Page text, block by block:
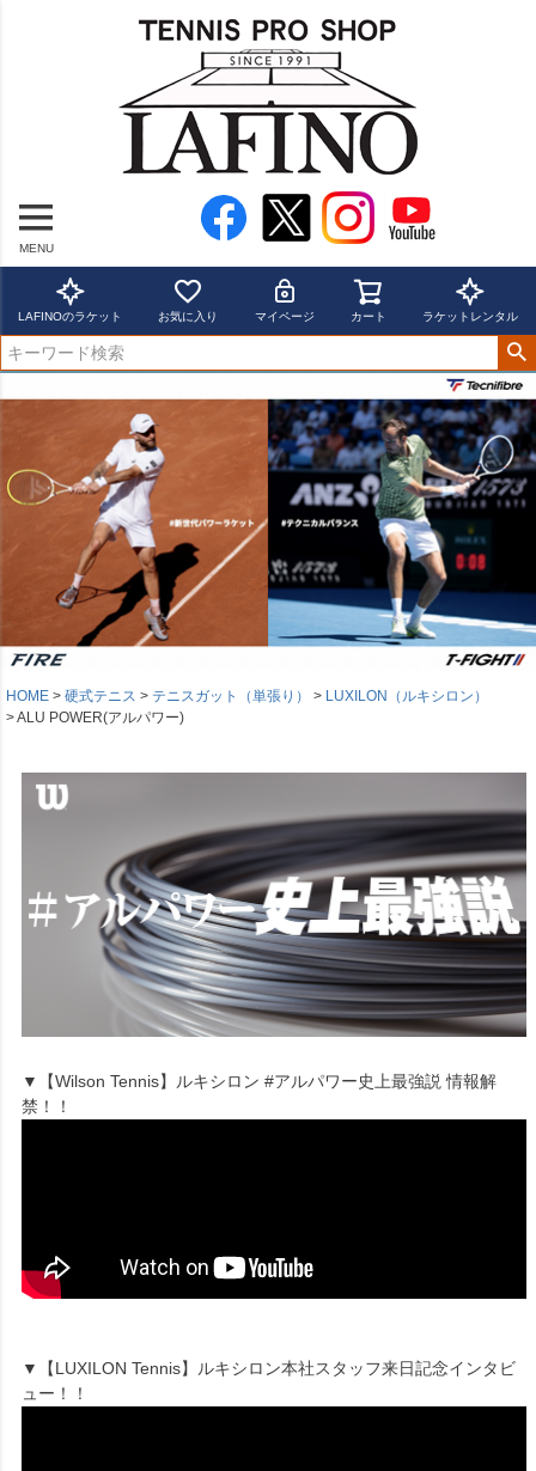
MENU
LAFINOのラケット お気に入り マイページ カート ラケットレンタル
HOME 硬式テニス テニスガット（単張り）
LUXILON（ルキシロン）
ALU POWER(アルパワー)
▼【Wilson Tennis】ルキシロン #アルパワー史上最強説 情報解
禁！！
▼【LUXILON Tennis】ルキシロン本社スタッフ来日記念インタビ
ュー！！